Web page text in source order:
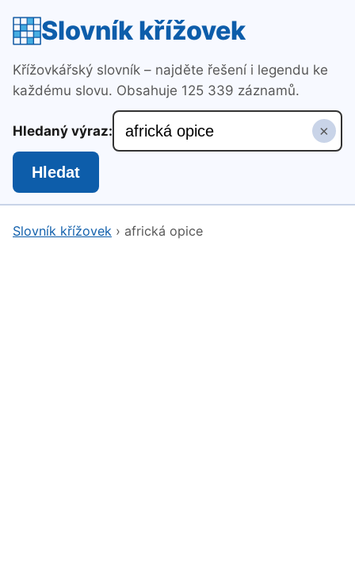
Slovník křížovek
Křížovkářský slovník – najděte řešení i legendu ke
každému slovu. Obsahuje 125 339 záznamů.
Hledaný výraz: ×
Hledat
Slovník křížovek › africká opice